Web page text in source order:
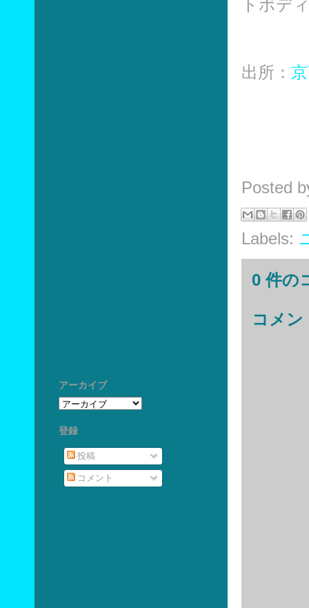
トボデ
出所：
Posted
Labels:
0 件の
コメン
アーカイブ
登録
投稿
コメント